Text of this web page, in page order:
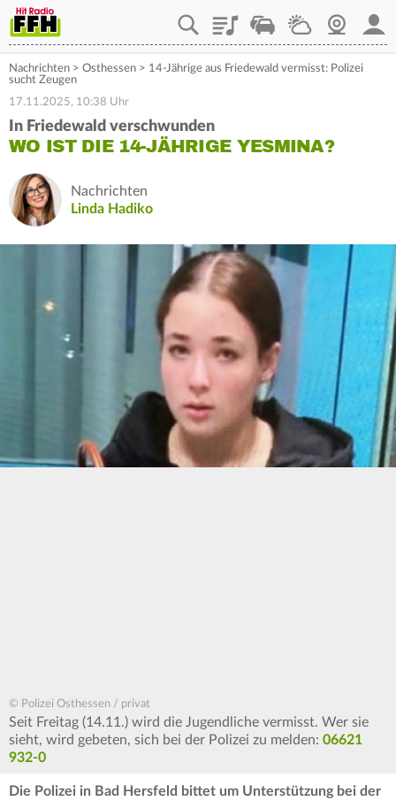
PlaylistStaupilotWetterWebcam
Nachrichten > Osthessen > 14-Jährige aus Friedewald vermisst: Polizei
sucht Zeugen
17.11.2025, 10:38 Uhr
In Friedewald verschwunden
WO IST DIE 14-JÄHRIGE YESMINA?
Nachrichten
Linda Hadiko
© Polizei Osthessen / privat
Seit Freitag (14.11.) wird die Jugendliche vermisst. Wer sie
sieht, wird gebeten, sich bei der Polizei zu melden: 06621
932-0
Die Polizei in Bad Hersfeld bittet um Unterstützung bei der